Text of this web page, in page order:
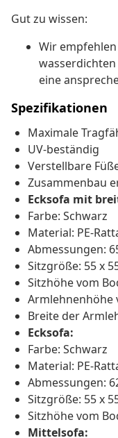
Gut zu wissen:
Wir
eine
Spezifikationen
Maximale
UV-beständig
Verstellbare
Zusammenbau
Ecksofa mit
Farbe: Schwarz
Material: PE-
Abmessungen:
Sitzgröße: 55 x
Sitzhöhe vom
Armlehnenhöhe
Breite der
Ecksofa:
Farbe: Schwarz
Material: PE-
Abmessungen:
Sitzgröße: 55 x
Sitzhöhe vom
Mittelsofa: